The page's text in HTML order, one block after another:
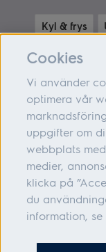
Kyl & frys
Om oss
Hjälp
Följ oss
Cookies
Vi använder
optimera vår
uppgifter om
webbplats
medier,
klicka på
du
information,